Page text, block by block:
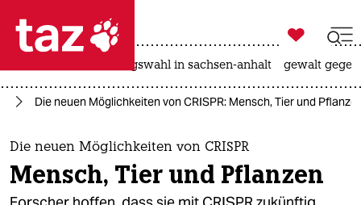
 taz zahl ich
taz zahl ich
themen
politik

taz zahl ich
landtagswahl in sachsen-anhalt gewalt
Die neuen Möglichkeiten von CRISPR: Mensch, Tier und
Die neuen Möglichkeiten von CRISPR
Mensch, Tier und Pflanzen